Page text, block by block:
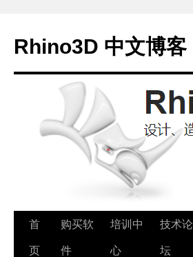
Rhino3D 中文博客
跳
至
首
页
购买软
件
培训中
心
技术论
坛